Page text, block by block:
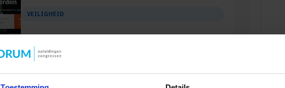
VEILIGHEID
Opleiding Personen met onbegrepen gedrag